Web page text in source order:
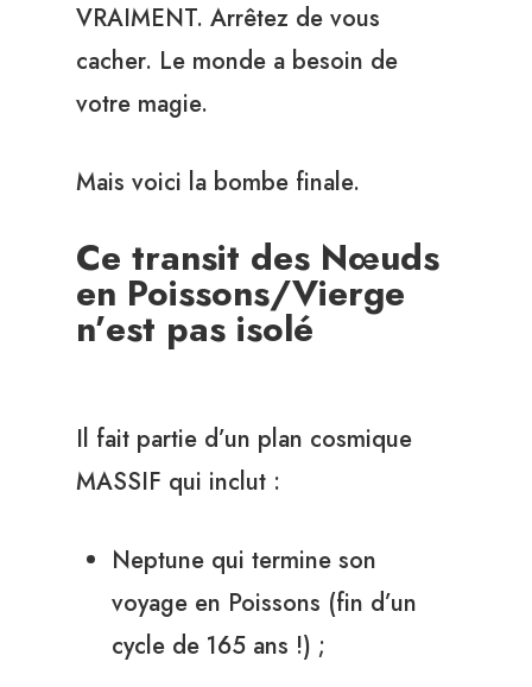
VRAIMENT. Arrêtez de vous
cacher. Le monde a besoin de
votre magie.
Mais voici la bombe finale.
Ce transit des Nœuds
en Poissons/Vierge
n’est pas isolé
Il fait partie d’un plan cosmique
MASSIF qui inclut :
Neptune qui termine son
voyage en Poissons (fin d’un
cycle de 165 ans !) ;